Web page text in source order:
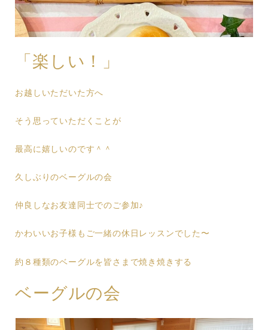
「楽しい！」
お越しいただいた方へ
そう思っていただくことが
最高に嬉しいのです＾＾
久しぶりのベーグルの会
仲良しなお友達同士でのご参加♪
かわいいお子様もご一緒の休日レッスンでした〜
約８種類のベーグルを皆さまで焼き焼きする
ベーグルの会